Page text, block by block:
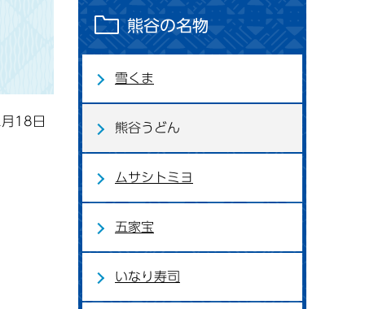
18日
熊谷の名物
雪くま
熊谷うどん
ムサシトミヨ
五家宝
いなり寿司